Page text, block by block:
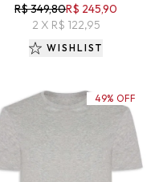
R$ 349,80R$ 245,90
2 X R$ 122,95
WISHLIST
49% OFF